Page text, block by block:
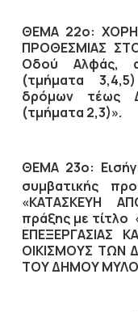
ΘΕΜΑ 22ο:
ΠΡΟΘΕΣΜΙΑΣ
Οδού Αλφάς,
(τμήματα
δρόμων τέως
(τμήματα 2,3)».
ΘΕΜΑ 23ο:
συμβατικής
«ΚΑΤΑΣΚΕΥΗ
πράξης με τίτλο
ΕΠΕΞΕΡΓΑΣΙΑΣ
ΟΙΚΙΣΜΟΥΣ ΤΩΝ
ΤΟΥ ΔΗΜΟΥ